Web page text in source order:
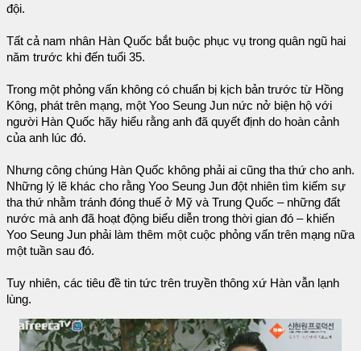
đội.
Tất cả nam nhân Hàn Quốc bắt buộc phục vụ trong quân ngũ hai
năm trước khi đến tuổi 35.
Trong một phỏng vấn không có chuẩn bị kịch bản trước từ Hồng
Kông, phát trên mạng, một Yoo Seung Jun nức nở biện hộ với
người Hàn Quốc hãy hiểu rằng anh đã quyết định do hoàn cảnh
của anh lúc đó.
Nhưng công chúng Hàn Quốc không phải ai cũng tha thứ cho anh.
Những lý lẽ khác cho rằng Yoo Seung Jun đột nhiên tìm kiếm sự
tha thứ nhằm tránh đóng thuế ở Mỹ và Trung Quốc – những đất
nước mà anh đã hoạt động biểu diễn trong thời gian đó – khiến
Yoo Seung Jun phải làm thêm một cuộc phỏng vấn trên mạng nữa
một tuần sau đó.
Tuy nhiên, các tiêu đề tin tức trên truyền thông xứ Hàn vẫn lạnh
lùng.